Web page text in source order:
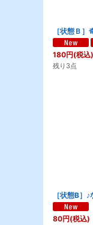
［状態Ｂ
180円(税込)
残り3点
［状態B］
80円(税込)